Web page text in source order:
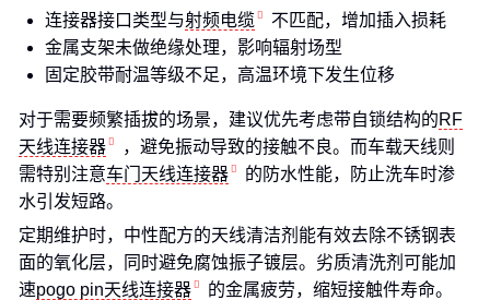
连接器接口类型与射频电缆
不匹配，增加插入损耗
金属支架未做绝缘处理，影响辐射场型
固定胶带耐温等级不足，高温环境下发生位移
对于需要频繁插拔的场景，建议优先考虑带自锁结构的RF
天线连接器
，避免振动导致的接触不良。而车载天线则
需特别注意车门天线连接器
的防水性能，防止洗车时渗
水引发短路。
定期维护时，中性配方的天线清洁剂能有效去除不锈钢表
面的氧化层，同时避免腐蚀振子镀层。劣质清洗剂可能加
速pogo pin天线连接器
的金属疲劳，缩短接触件寿命。